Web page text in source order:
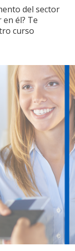
del sector
él? Te
curso